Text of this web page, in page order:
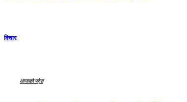
विचार
आजको प्रेस